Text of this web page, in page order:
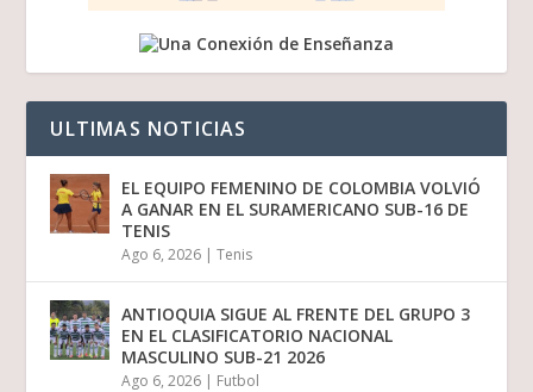
ULTIMAS NOTICIAS
EL EQUIPO FEMENINO DE COLOMBIA VOLVIÓ
A GANAR EN EL SURAMERICANO SUB-16 DE
TENIS
Ago 6, 2026 |Tenis
ANTIOQUIA SIGUE AL FRENTE DEL GRUPO 3
EN EL CLASIFICATORIO NACIONAL
MASCULINO SUB-21 2026
Ago 6, 2026 | Futbol